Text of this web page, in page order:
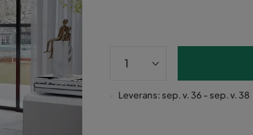
Leverans: sep. v. 36 - sep. v. 38